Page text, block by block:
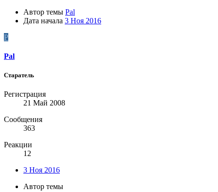
Автор темы Pal
Дата начала 3 Ноя 2016
P
Pal
Старатель
Регистрация
21 Май 2008
Сообщения
363
Реакции
12
3 Ноя 2016
Автор темы